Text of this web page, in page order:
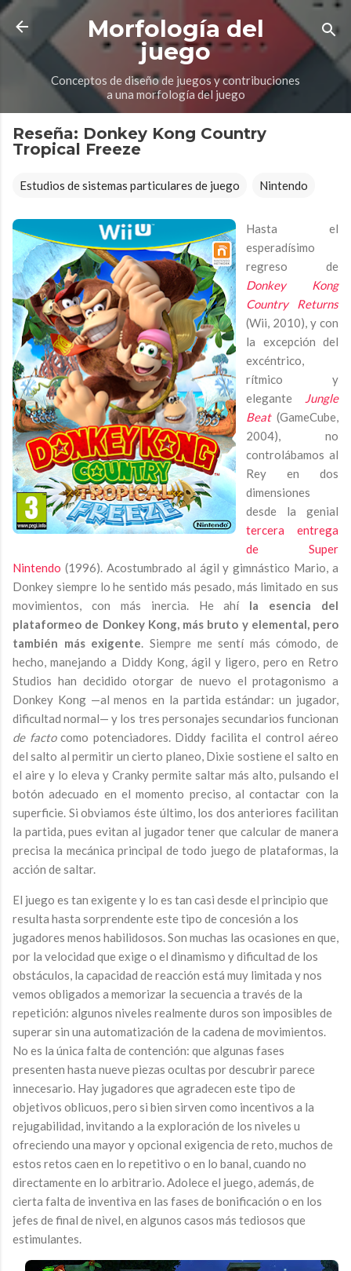
Ir al contenido principal
Morfología del
juego
Conceptos de diseño de juegos y contribuciones
a una morfología del juego
Reseña: Donkey Kong Country
Tropical Freeze
Estudios de sistemas particulares de juego Nintendo
Hasta el
esperadísimo
regreso de
Donkey Kong
Country Returns
(Wii, 2010), y con
la excepción del
excéntrico,
rítmico y
elegante
Jungle
Beat (GameCube,
2004), no
controlábamos al
Rey en dos
dimensiones
desde la genial
tercera entrega
de Super
Nintendo (1996). Acostumbrado al ágil y gimnástico Mario, a
Donkey siempre lo he sentido más pesado, más limitado en sus
movimientos, con más inercia. He ahí la esencia del
plataformeo de Donkey Kong, más bruto y elemental, pero
también más exigente . Siempre me sentí más cómodo, de
hecho, manejando a Diddy Kong, ágil y ligero, pero en Retro
Studios han decidido otorgar de nuevo el protagonismo a
Donkey Kong —al menos en la partida estándar: un jugador,
dificultad normal— y los tres personajes secundarios funcionan
de factocomo potenciadores. Diddy facilita el control aéreo
del salto al permitir un cierto planeo, Dixie sostiene el salto en
el aire y lo eleva y Cranky permite saltar más alto, pulsando el
botón adecuado en el momento preciso, al contactar con la
superficie. Si obviamos éste último, los dos anteriores facilitan
la partida, pues evitan al jugador tener que calcular de manera
precisa la mecánica principal de todo juego de plataformas, la
acción de saltar.
El juego es tan exigente y lo es tan casi desde el principio que
resulta hasta sorprendente este tipo de concesión a los
jugadores menos habilidosos. Son muchas las ocasiones en que,
por la velocidad que exige o el dinamismo y dificultad de los
obstáculos, la capacidad de reacción está muy limitada y nos
vemos obligados a memorizar la secuencia a través de la
repetición: algunos niveles realmente duros son imposibles de
superar sin una automatización de la cadena de movimientos.
No es la única falta de contención: que algunas fases
presenten hasta nueve piezas ocultas por descubrir parece
innecesario. Hay jugadores que agradecen este tipo de
objetivos oblicuos, pero si bien sirven como incentivos a la
rejugabilidad, invitando a la exploración de los niveles u
ofreciendo una mayor y opcional exigencia de reto, muchos de
estos retos caen en lo repetitivo o en lo banal, cuando no
directamente en lo arbitrario. Adolece el juego, además, de
cierta falta de inventiva en las fases de bonificación o en los
jefes de final de nivel, en algunos casos más tediosos que
estimulantes.